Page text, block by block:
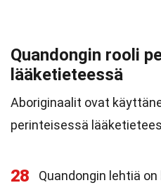
Quandongin rooli
lääketieteessä
Aboriginaalit ovat
perinteisessä
28
Quandongin lehtiä